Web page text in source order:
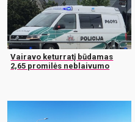
Vairavo keturratį būdamas
2,65 promilės neblaivumo